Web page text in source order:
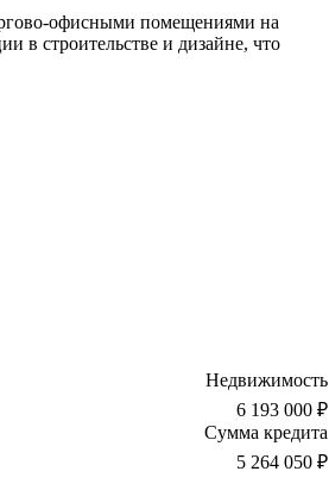
офисными помещениями на
в строительстве и дизайне, что
Недвижимость
6 193 000 ₽
Сумма кредита
5 264 050 ₽